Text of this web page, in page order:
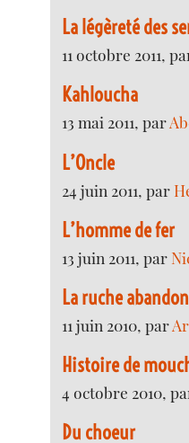
La légèreté des
11 octobre 2011,
Kahloucha
13 mai 2011, par
L’Oncle
24 juin 2011, par
L’homme de fer
13 juin 2011, par
La ruche
11 juin 2010, par
Histoire de
4 octobre 2010,
Du choeur